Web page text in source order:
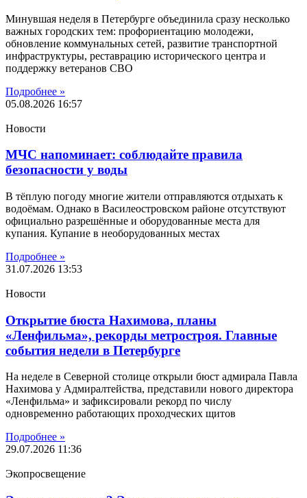
Минувшая неделя в Петербурге объединила сразу несколько
важных городских тем: профориентацию молодежи,
обновление коммунальных сетей, развитие транспортной
инфраструктуры, реставрацию исторического центра и
поддержку ветеранов СВО
Подробнее »
05.08.2026 16:57
Новости
МЧС напоминает: соблюдайте правила
безопасности у воды
В тёплую погоду многие жители отправляются отдыхать к
водоёмам. Однако в Василеостровском районе отсутствуют
официально разрешённые и оборудованные места для
купания. Купание в необорудованных местах
Подробнее »
31.07.2026 13:53
Новости
Открытие бюста Нахимова, планы
«Ленфильма», рекорды метростроя. Главные
события недели в Петербурге
На неделе в Северной столице открыли бюст адмирала Павла
Нахимова у Адмиралтейства, представили нового директора
«Ленфильма» и зафиксировали рекорд по числу
одновременно работающих проходческих щитов
Подробнее »
29.07.2026 11:36
Экопросвещение